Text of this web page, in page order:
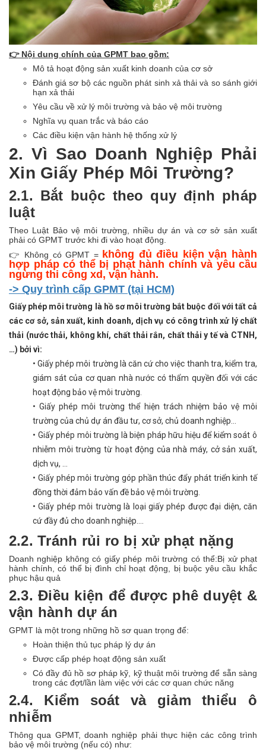
👉Nội dung chính của GPMT bao gồm:
Mô tả hoạt động sản xuất kinh doanh của cơ sở
Đánh giá sơ bộ các nguồn phát sinh xả thải và so sánh giới
hạn xả thải
Yêu cầu về xử lý môi trường và bảo vệ môi trường
Nghĩa vụ quan trắc và báo cáo
Các điều kiện vận hành hệ thống xử lý
2. Vì Sao Doanh Nghiệp Phải
Xin Giấy Phép Môi Trường?
2.1. Bắt buộc theo quy định pháp
luật
Theo Luật Bảo vệ môi trường, nhiều dự án và cơ sở sản xuất
phải có GPMT trước khi đi vào hoạt động.
👉
Không có GPMT = không đủ điều kiện vận hành
hợp pháp có thể bị phạt hành chính và yêu cầu
ngừng thi công xd, vận hành.
-> Quy trình cấp GPMT (tại HCM)
Giấy phép môi trường là hồ sơ môi trường bắt buộc đối với tất cả
các cơ sở, sản xuất, kinh doanh, dịch vụ có công trình xử lý chất
thải (nước thải, không khí, chất thải rắn, chất thải y tế và CTNH,
…) bởi vì:
• Giấy phép môi trường là căn cứ cho việc thanh tra, kiểm tra,
giám sát của cơ quan nhà nước có thẩm quyền đối với các
hoạt động bảo vệ môi trường.
• Giấy phép môi trường thể hiện trách nhiệm bảo vệ môi
trường của chủ dự án đầu tư, cơ sở, chủ doanh nghiệp…
• Giấy phép môi trường là biện pháp hữu hiệu để kiểm soát ô
nhiễm môi trường từ hoạt động của nhà máy, cở sản xuất,
dịch vụ, …
• Giấy phép môi trường góp phần thúc đẩy phát triển kinh tế
đồng thời đảm bảo vấn đề bảo vệ môi trường.
• Giấy phép môi trường là loại giấy phép được đại diện, căn
cứ đầy đủ cho doanh nghiệp….
2.2. Tránh rủi ro bị xử phạt nặng
Doanh nghiệp không có giấy phép môi trường có thể:Bị xử phạt
hành chính, có thể bị đình chỉ hoạt động, bị buộc yêu cầu khắc
phục hậu quả
2.3. Điều kiện để được phê duyệt &
vận hành dự án
GPMT là một trong những hồ sơ quan trọng để:
Hoàn thiện thủ tục pháp lý dự án
Được cấp phép hoạt động sản xuất
Có đầy đủ hồ sơ pháp kỹ, kỹ thuật môi trường để sẵn sàng
trong các đợt/lần làm việc với các cơ quan chức năng
2.4. Kiểm soát và giảm thiểu ô
nhiễm
Thông qua GPMT, doanh nghiệp phải thực hiện các công trình
bảo vệ môi trường (nếu có) như: